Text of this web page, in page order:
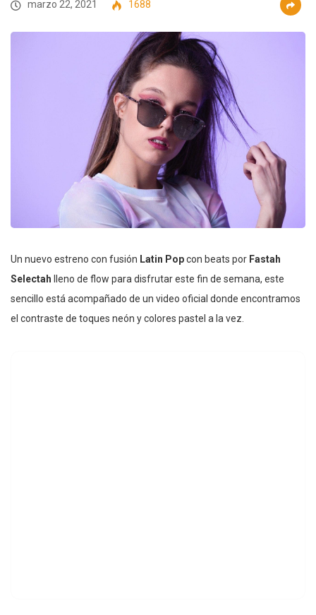
marzo 22, 2021
1688
Un nuevo estreno con fusión Latin Popcon beats por Fastah
Selectah lleno de flow para disfrutar este fin de semana, este
sencillo está acompañado de un video oficial donde encontramos
el contraste de toques neón y colores pastel a la vez.